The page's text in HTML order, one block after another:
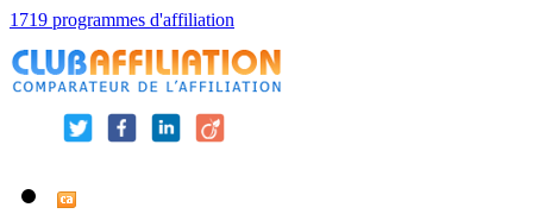
1719 programmes d'affiliation